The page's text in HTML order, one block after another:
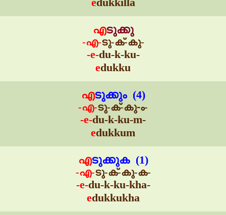
എടുക്കു
-എ-ടു-ക്-കു-
-e-du-k-ku-
edukku
എടുക്കും (4)
-എ-ടു-ക്-കു-ം-
-e-du-k-ku-m-
edukkum
എടുക്കുക (1)
-എ-ടു-ക്-കു-ക-
-e-du-k-ku-kha-
edukkukha